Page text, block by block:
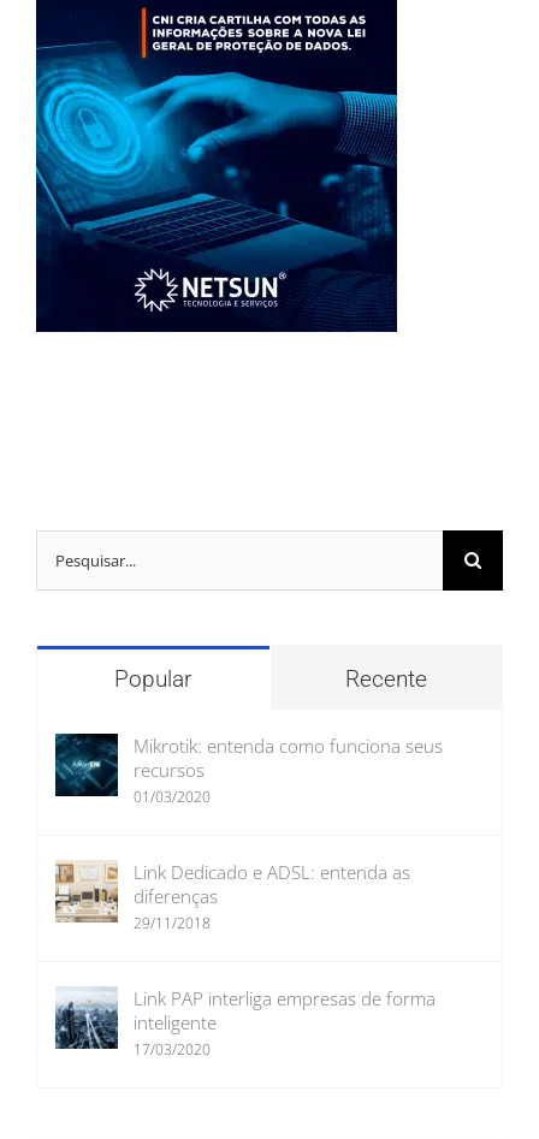
Popular Recente
Mikrotik: entenda como funciona seus
recursos
01/03/2020
Link Dedicado e ADSL: entenda as
diferenças
29/11/2018
Link PAP interliga empresas de forma
inteligente
17/03/2020